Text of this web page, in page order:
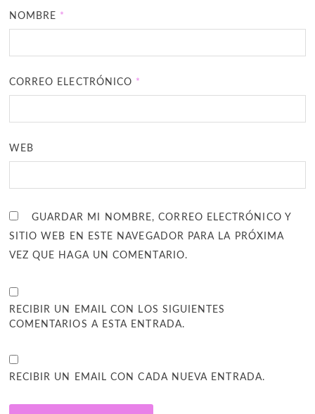
NOMBRE *
CORREO ELECTRÓNICO *
WEB
GUARDAR MI NOMBRE, CORREO ELECTRÓNICO Y
SITIO WEB EN ESTE NAVEGADOR PARA LA PRÓXIMA
VEZ QUE HAGA UN COMENTARIO.
RECIBIR UN EMAIL CON LOS SIGUIENTES
COMENTARIOS A ESTA ENTRADA.
RECIBIR UN EMAIL CON CADA NUEVA ENTRADA.